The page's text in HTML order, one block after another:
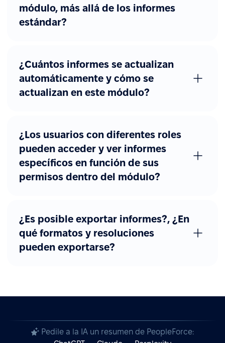
módulo, más allá de los informes
estándar?
¿Cuántos informes se actualizan
automáticamente y cómo se
actualizan en este módulo?
¿Los usuarios con diferentes roles
pueden acceder y ver informes
específicos en función de sus
permisos dentro del módulo?
¿Es posible exportar informes?, ¿En
qué formatos y resoluciones
pueden exportarse?
Pedile a la IA un resumen de PeopleForce: